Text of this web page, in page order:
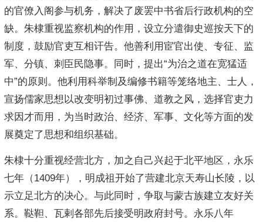
的官僚入阁参与机务，解决了废罢中书省后行政机构的空
缺。朱棣重视监察机构的作用，设立分遣御史巡按天下的
制度，鼓励官吏互相讦告。他善利用宦官出使、专征、监
军、分镇、刺臣民隐事。同时，提出“为治之道在宽猛适
中”的原则。他利用科举制及编修书籍等笼络地主、士人，
宣扬儒家思想以改变明初过事佛、道教之风，选择官吏力
求因才而用，为当时政治、经济、军事、文化等方面的发
展奠定了思想和组织基础。
朱棣十分重视经营北方，加之自己兴起于北平地区，永乐
七年（1409年），明成祖开始了营建北京天寿山长陵，以
示立足北方的决心。与此同时，争取与蒙古族建立友好关
系。鞑靼、瓦剌各部先后接受明政府封号。永乐八年